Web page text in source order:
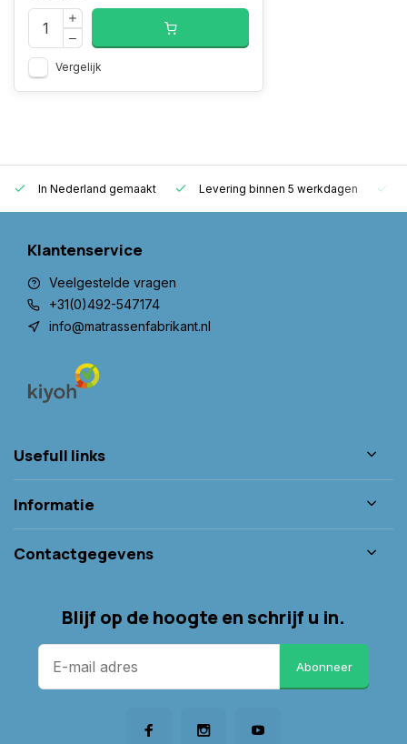
Vergelijk
In Nederland gemaakt Levering binnen 5 werkdagen
Klantenservice
Veelgestelde vragen
+31(0)492-547174
info@matrassenfabrikant.nl
Usefull links
Informatie
Contactgegevens
Blijf op de hoogte en schrijf u in.
Abonneer